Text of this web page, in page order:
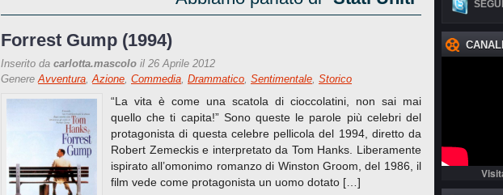
Forrest Gump (1994)
Inserito da carlotta.mascolo il 26 Aprile 2012
GenereAvventura,Azione, Commedia, Drammatico, Sentimentale, Storico
“La vita è come una scatola di cioccolatini, non sai mai
quello che ti capita!” Sono queste le parole più celebri del
protagonista di questa celebre pellicola del 1994, diretto da
Robert Zemeckis e interpretato da Tom Hanks. Liberamente
ispirato all’omonimo romanzo di Winston Groom, del 1986, il
film vede come protagonista un uomo dotato […]